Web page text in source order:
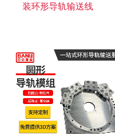
装环形导轨输送线